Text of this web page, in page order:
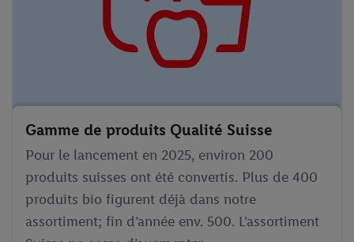
Gamme de produits Qualité Suisse
Pour le lancement en 2025, environ 200
produits suisses ont été convertis. Plus de 400
produits bio figurent déjà dans notre
assortiment; fin d’année env. 500. L’assortiment